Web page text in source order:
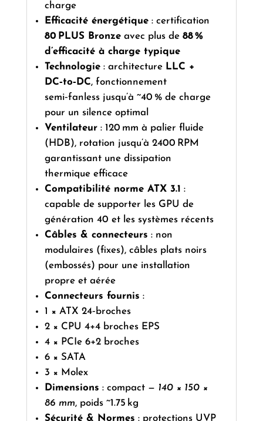
charge
Efficacité énergétique: certification
80 PLUS Bronzeavec plus de 88 %
d’efficacité à charge typique
Technologie: architecture LLC +
DC‑to‑DC, fonctionnement
semi‑fanless jusqu’à ~40 % de charge
pour un silence optimal
Ventilateur: 120 mm à palier fluide
(HDB), rotation jusqu’à 2400 RPM
garantissant une dissipation
thermique efficace
Compatibilité norme ATX 3.1 :
capable de supporter les GPU de
génération 40 et les systèmes récents
Câbles & connecteurs : non
modulaires (fixes), câbles plats noirs
(embossés) pour une installation
propre et aérée
Connecteurs fournis :
1 × ATX 24‑broches
2 × CPU 4+4 broches EPS
4 × PCIe 6+2 broches
6 × SATA
3 × Molex
Dimensions : compact — 140 × 150 ×
86 mm, poids ~1.75 kg
Sécurité & Normes : protections UVP